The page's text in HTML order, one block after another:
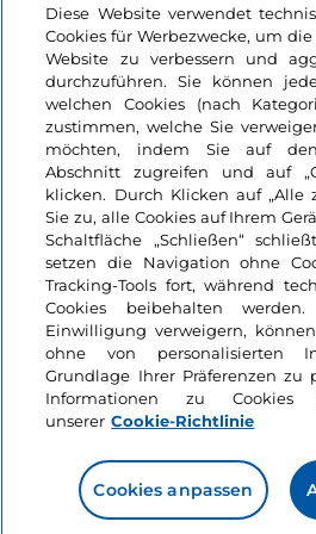
Nützliche Links
Login
Bleiben wir in Kontakt
Diese Website verwendet
Cookies für Werbezwecke, um
Website zu verbessern und
durchzuführen. Sie können
welchen Cookies (nach
zustimmen, welche Sie
möchten, indem Sie auf den
Abschnitt zugreifen und auf
klicken. Durch Klicken auf „Alle
Sie zu, alle Cookies auf Ihrem
Schaltfläche „Schließen“
setzen die Navigation ohne
Tracking-Tools fort, während
Cookies beibehalten
Einwilligung verweigern,
ohne von personalisierten
Grundlage Ihrer Präferenzen zu
Informationen zu
unserer Cookie-Richtlinie
Cookies anpassen